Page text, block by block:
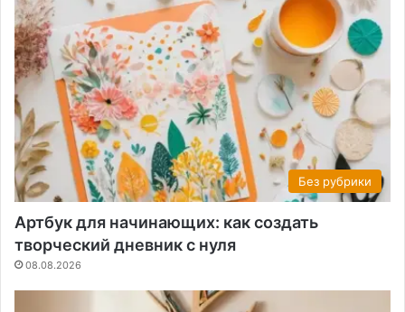
Без рубрики
Артбук для начинающих: как создать
творческий дневник с нуля
08.08.2026